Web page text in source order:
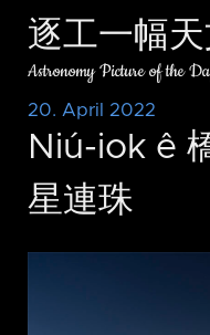
逐工一幅天
Astronomy Picture of the
20. April 2022
Niú-iok ê
星連珠